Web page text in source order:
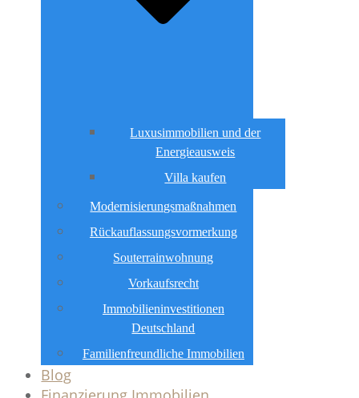
Luxusimmobilien und der
Energieausweis
Villa kaufen
Modernisierungsmaßnahmen
Rückauflassungsvormerkung
Souterrainwohnung
Vorkaufsrecht
Immobilieninvestitionen
Deutschland
Familienfreundliche Immobilien
Blog